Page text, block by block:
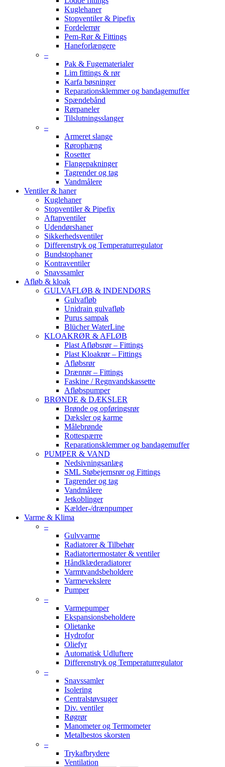
Kuglehaner
Stopventiler & Pipefix
Fordelerrør
Pem-Rør & Fittings
Haneforlængere
–
Pak & Fugematerialer
Lim fittings & rør
Karfa bøsninger
Reparationsklemmer og bandagemuffer
Spændebånd
Rørpaneler
Tilslutningsslanger
–
Armeret slange
Rørophæng
Rosetter
Flangepakninger
Tagrender og tag
Vandmålere
Ventiler & haner
Kuglehaner
Stopventiler & Pipefix
Aftapventiler
Udendørshaner
Sikkerhedsventiler
Differenstryk og Temperaturregulator
Bundstophaner
Kontraventiler
Snavssamler
Afløb & kloak
GULVAFLØB & INDENDØRS
Gulvafløb
Unidrain gulvafløb
Purus sampak
Blücher WaterLine
KLOAKRØR & AFLØB
Plast Afløbsrør – Fittings
Plast Kloakrør – Fittings
Afløbsrør
Drænrør – Fittings
Faskine / Regnvandskassette
Afløbspumper
BRØNDE & DÆKSLER
Brønde og opføringsrør
Dæksler og karme
Målebrønde
Rottespærre
Reparationsklemmer og bandagemuffer
PUMPER & VAND
Nedsivningsanlæg
SML Støbejernsrør og Fittings
Tagrender og tag
Vandmålere
Jetkoblinger
Kælder-/drænpumper
Varme & Klima
–
Gulvvarme
Radiatorer & Tilbehør
Radiatortermostater & ventiler
Håndklæderadiatorer
Varmtvandsbeholdere
Varmevekslere
Pumper
–
Varmepumper
Ekspansionsbeholdere
Olietanke
Hydrofor
Oliefyr
Automatisk Udluftere
Differenstryk og Temperaturregulator
–
Snavssamler
Isolering
Centralstøvsuger
Div. ventiler
Røgrør
Manometer og Termometer
Metalbestos skorsten
–
Trykafbrydere
Ventilation